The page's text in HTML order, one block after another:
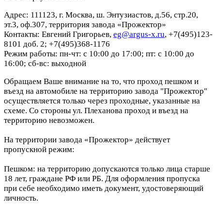
Адрес: 111123, г. Москва, ш. Энтузиастов, д.56, стр.20,
эт.3, оф.307, территория завода «Прожектор»
Контакты: Евгений Григорьев, eg@argus-x.ru, +7(495)123-
8101 доб. 2; +7(495)368-1176
Режим работы: пн-чт: с 10:00 до 17:00; пт: с 10:00 до
16:00; сб-вс: выходной
Обращаем Ваше внимание на то, что проход пешком и
въезд на автомобиле на территорию завода "Прожектор"
осуществляется только через проходные, указанные на
схеме. Со стороны ул. Плеханова проход и въезд на
территорию невозможен.
На территории завода «Прожектор» действует
пропускной режим:
Пешком: на территорию допускаются только лица старше
18 лет, граждане РФ или РБ. Для оформления пропуска
при себе необходимо иметь документ, удостоверяющий
личность.